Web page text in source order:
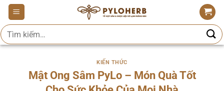
Bỏ
qua
nội
dung
Tìm
kiếm:
KIẾN THỨC
Mật Ong Sâm PyLo – Món Quà Tốt